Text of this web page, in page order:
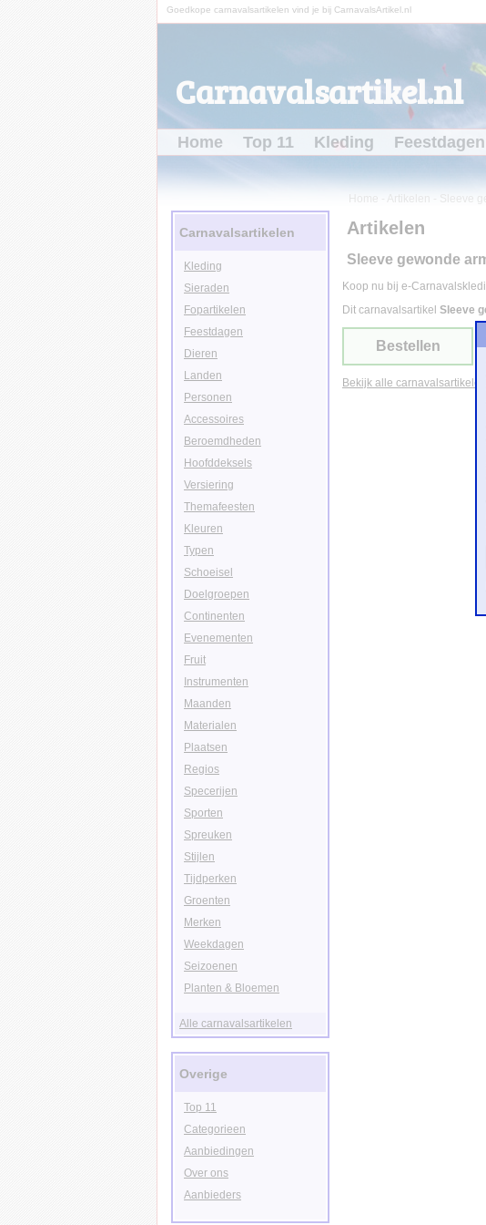
Goedkope carnavalsartikelen vind je bij CarnavalsArtikel.nl
Carnavalsartikel.nl
Home Top 11 Kleding Feestdagen
Home Artikelen Sleeve
Artikelen
Sleeve gewonde
Koop nu bij e-
Dit carnavalsartikel Sleeve
Bestellen
Bekijk alle carnavalsartikelen
Carnavalsartikelen
Kleding
Sieraden
Fopartikelen
Feestdagen
Dieren
Landen
Personen
Accessoires
Beroemdheden
Hoofddeksels
Versiering
Themafeesten
Kleuren
Typen
Schoeisel
Doelgroepen
Continenten
Evenementen
Fruit
Instrumenten
Maanden
Materialen
Plaatsen
Regios
Specerijen
Sporten
Spreuken
Stijlen
Tijdperken
Groenten
Merken
Weekdagen
Seizoenen
Planten & Bloemen
Alle carnavalsartikelen
Overige
Top 11
Categorieen
Aanbiedingen
Over ons
Aanbieders